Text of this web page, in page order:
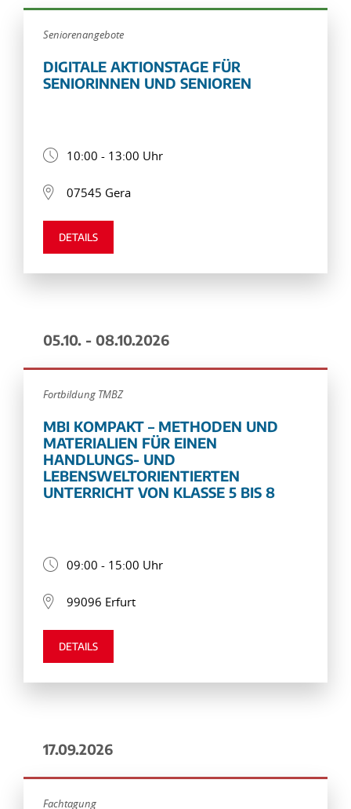
Seniorenangebote
DIGITALE AKTIONSTAGE FÜR
SENIORINNEN UND SENIOREN
10:00 - 13:00 Uhr
07545 Gera
DETAILS
05.10. - 08.10.2026
Fortbildung TMBZ
MBI KOMPAKT – METHODEN UND
MATERIALIEN FÜR EINEN
HANDLUNGS- UND
LEBENSWELTORIENTIERTEN
UNTERRICHT VON KLASSE 5 BIS 8
09:00 - 15:00 Uhr
99096 Erfurt
DETAILS
17.09.2026
Fachtagung